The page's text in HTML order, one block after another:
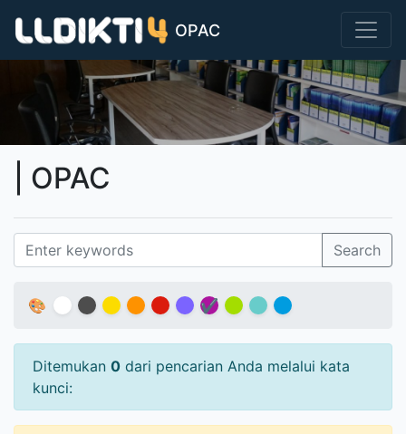
OPAC
| OPAC
Search
🎨 ✔
Ditemukan 0 dari pencarian Anda melalui kata
kunci: